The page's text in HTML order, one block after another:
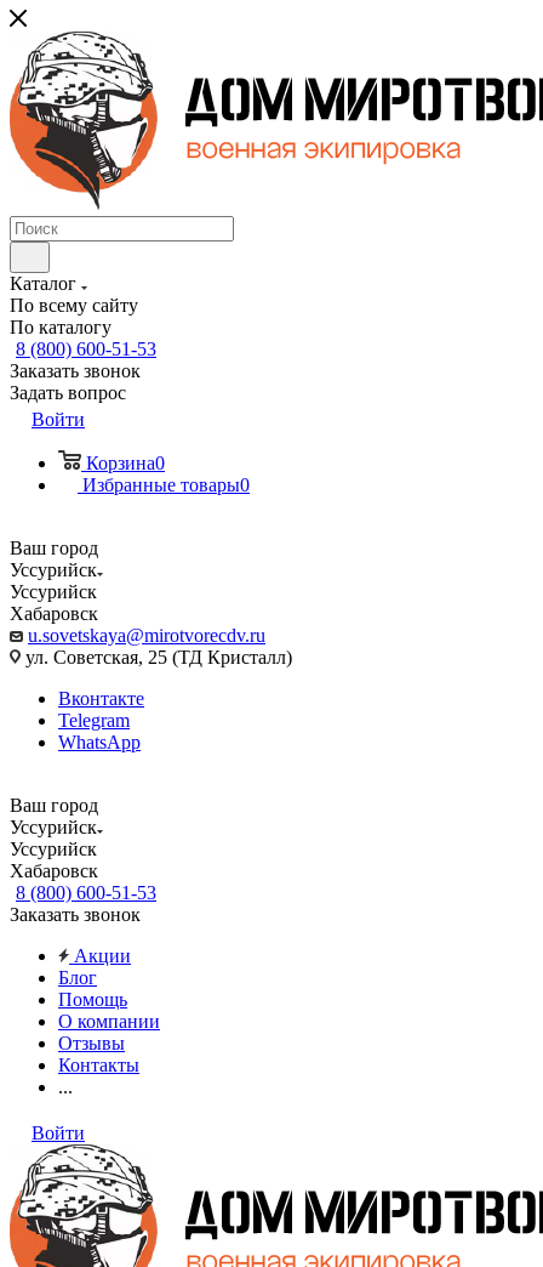
Каталог
По всему сайту
По каталогу
8 (800) 600-51-53
Заказать звонок
Задать вопрос
Войти
Корзина0
Избранные товары0
Ваш город
Уссурийск
Уссурийск
Хабаровск
u.sovetskaya@mirotvorecdv.ru
ул. Советская, 25 (ТД Кристалл)
Вконтакте
Telegram
WhatsApp
Ваш город
Уссурийск
Уссурийск
Хабаровск
8 (800) 600-51-53
Заказать звонок
Акции
Блог
Помощь
О компании
Отзывы
Контакты
...
Войти